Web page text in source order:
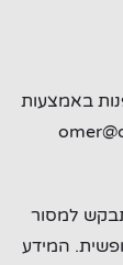
באמצעות
למסור
המידע